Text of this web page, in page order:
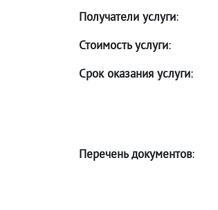
Получатели услуги:
Стоимость услуги:
Срок оказания услуги:
Перечень документов: